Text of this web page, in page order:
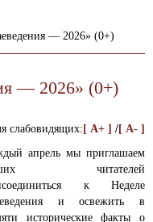
— 2026» (0+)
— 2026» (0+)
слабовидящих: [ A+ ] /[ A- ]
апрель мы приглашаем
читателей
к Неделе
и освежить в
исторические факты о